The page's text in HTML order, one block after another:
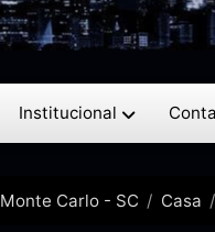
Institucional
Monte Carlo - SC Casa